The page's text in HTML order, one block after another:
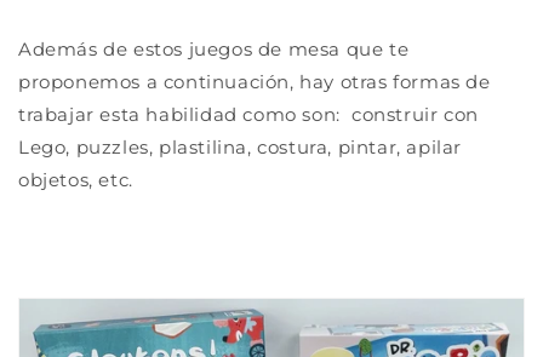
Además de estos juegos de mesa que te
proponemos a continuación, hay otras formas de
trabajar esta habilidad como son: construir con
Lego, puzzles, plastilina, costura, pintar, apilar
objetos, etc.